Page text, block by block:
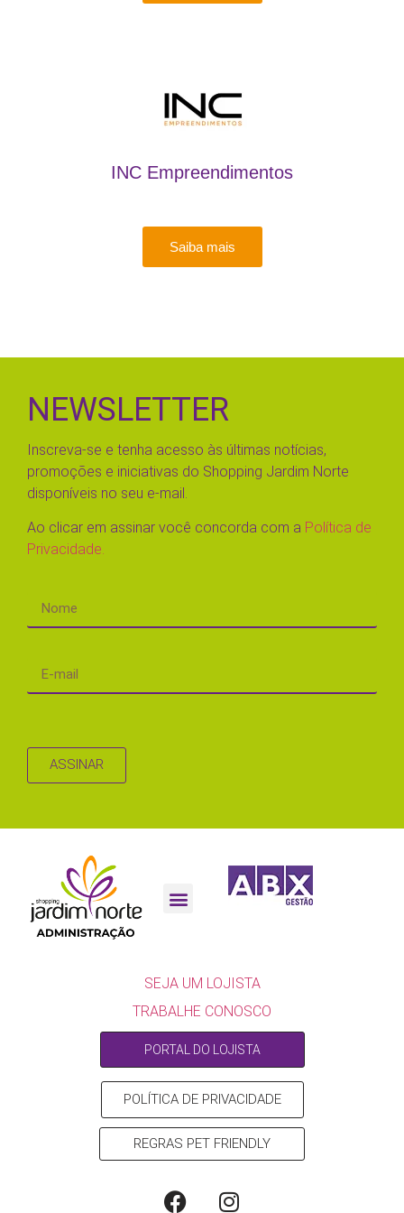
INC Empreendimentos
Saiba mais
NEWSLETTER
Inscreva-se e tenha acesso às últimas notícias,
promoções e iniciativas do Shopping Jardim Norte
disponíveis no seu e-mail.
Ao clicar em assinar você concorda com a Política de
Privacidade.
ASSINAR
SEJA UM LOJISTA
TRABALHE CONOSCO
PORTAL DO LOJISTA
POLÍTICA DE PRIVACIDADE
REGRAS PET FRIENDLY